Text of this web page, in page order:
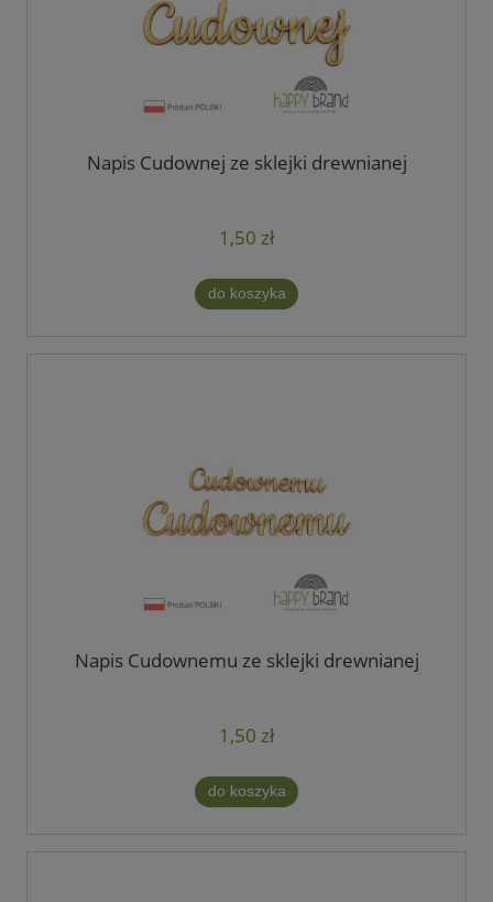
Napis Cudownej ze sklejki drewnianej
1,50 zł
do koszyka
Napis Cudownemu ze sklejki drewnianej
1,50 zł
do koszyka